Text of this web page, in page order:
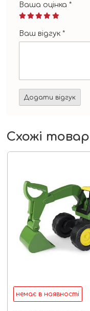
Ваша оцінка *
Ваш відгук *
Схожі
немає в наявності